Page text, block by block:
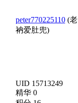
peter770225110 (老
衲爱肚兜)
UID 15713249
精华 0